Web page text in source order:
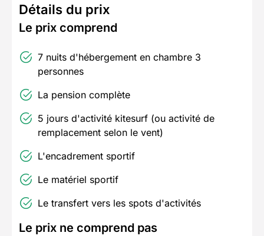
Détails du prix
Le prix comprend
7 nuits d'hébergement en chambre 3
personnes
La pension complète
5 jours d'activité kitesurf (ou activité de
remplacement selon le vent)
L'encadrement sportif
Le matériel sportif
Le transfert vers les spots d'activités
Le prix ne comprend pas